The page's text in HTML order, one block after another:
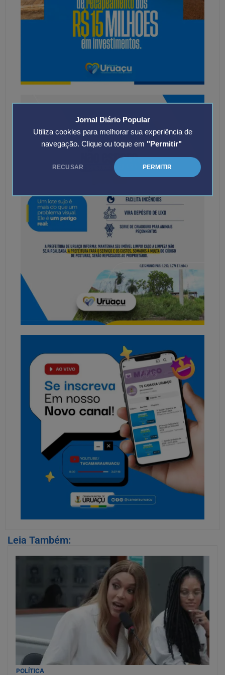
Jornal Diário Popular
Utiliza cookies para melhorar sua experiência de
navegação. Clique ou toque em "Permitir"
RECUSAR PERMITIR
Leia Também:
POLÍTICA